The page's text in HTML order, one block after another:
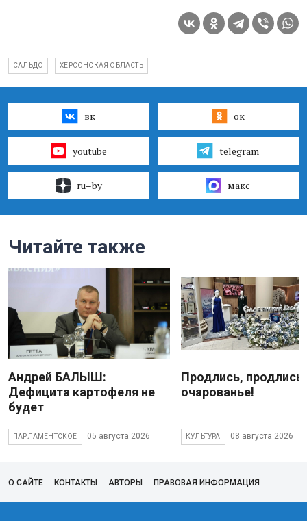
САЛЬДО ХЕРСОНСКАЯ ОБЛАСТЬ
вк ок
youtube telegram
ru–by макс
Читайте также
Андрей БАЛЫШ:
Дефицита картофеля не
будет
ПАРЛАМЕНТСКОЕ 05 августа 2026
Продлись, продлись
очарованье!
КУЛЬТУРА 08 августа 2026
О САЙТЕ КОНТАКТЫ АВТОРЫ ПРАВОВАЯ ИНФОРМАЦИЯ